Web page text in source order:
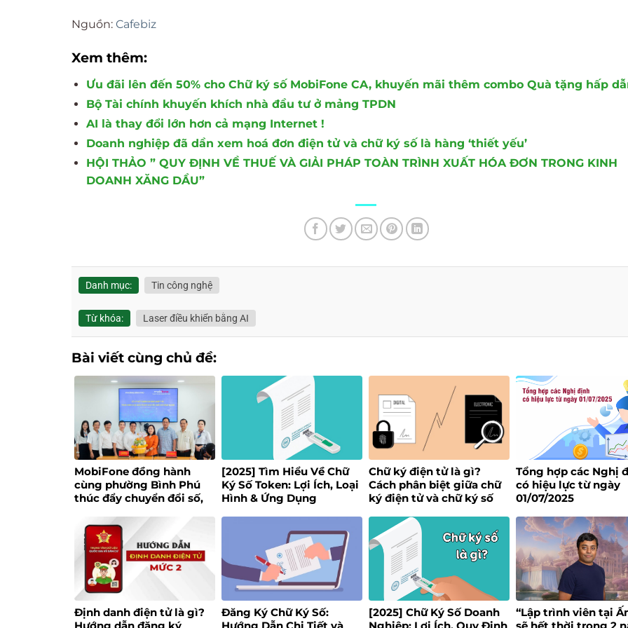
Nguồn: Cafebiz
Xem thêm:
Ưu đãi lên đến 50% cho Chữ ký số MobiFone CA, khuyến mãi thêm combo Quà tặng hấp
Bộ Tài chính khuyến khích nhà đầu tư ở mảng TPDN
AI là thay đổi lớn hơn cả mạng Internet !
Doanh nghiệp đã dần xem hoá đơn điện tử và chữ ký số là hàng ‘thiết yếu’
HỘI THẢO ” QUY ĐỊNH VỀ THUẾ VÀ GIẢI PHÁP TOÀN TRÌNH XUẤT HÓA ĐƠN TRONG KINH
DOANH XĂNG DẦU”
Danh mục: Tin công nghệ
Từ khóa: Laser điều khiển bằng AI
Bài viết cùng chủ đề:
MobiFone đồng hành
cùng phường Bình Phú
thúc đẩy chuyển đổi số,
ứng dụng AI
[2025] Tìm Hiểu Về Chữ
Ký Số Token: Lợi Ích, Loại
Hình & Ứng Dụng
Chữ ký điện tử là gì?
Cách phân biệt giữa chữ
ký điện tử và chữ ký số
Tổng hợp các Nghị
có hiệu lực từ ngày
01/07/2025
Định danh điện tử là gì?
Hướng dẫn đăng ký
Đăng Ký Chữ Ký Số:
Hướng Dẫn Chi Tiết và
[2025] Chữ Ký Số Doanh
Nghiệp: Lợi Ích, Quy Định
“Lập trình viên tại
sẽ hết thời trong 2